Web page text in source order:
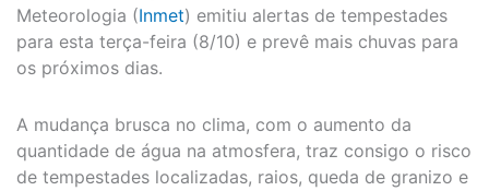
Meteorologia (Inmet) emitiu alertas de tempestades
para esta terça-feira (8/10) e prevê mais chuvas para
os próximos dias.
A mudança brusca no clima, com o aumento da
quantidade de água na atmosfera, traz consigo o risco
de tempestades localizadas, raios, queda de granizo e